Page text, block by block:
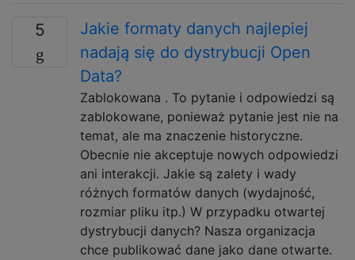
5
Jakie formaty danych najlepiej
nadają się do dystrybucji Open
Data?
Zablokowana . To pytanie i odpowiedzi są
zablokowane, ponieważ pytanie jest nie na
temat, ale ma znaczenie historyczne.
Obecnie nie akceptuje nowych odpowiedzi
ani interakcji. Jakie są zalety i wady
różnych formatów danych (wydajność,
rozmiar pliku itp.) W przypadku otwartej
dystrybucji danych? Nasza organizacja
chce publikować dane jako dane otwarte.